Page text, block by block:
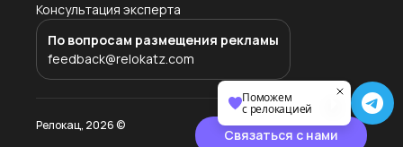
Консультация эксперта
По вопросам размещения рекламы
feedback@relokatz.com
Релокац, 2026©
Связаться с нами
Поможем
с релокацией